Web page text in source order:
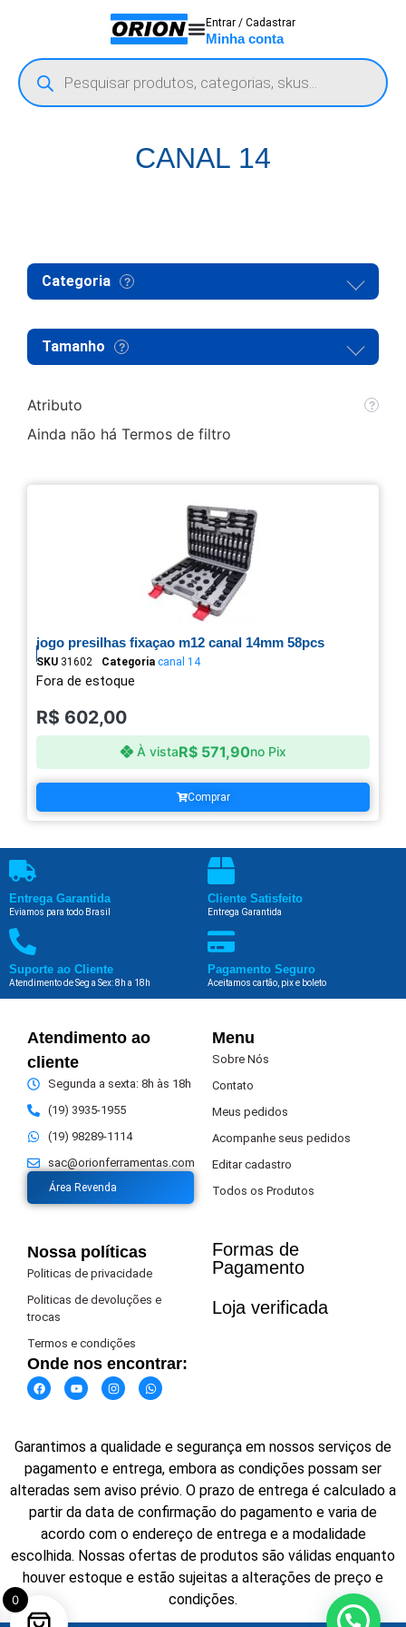
Entrar / Cadastrar
Minha conta
CANAL 14
Categoria
Tamanho
Atributo
Ainda não há Termos de filtro
jogo presilhas fixaçao m12 canal 14mm 58pcs
SKU 31602 Categoria canal 14
Fora de estoque
R$ 602,00
À vistaR$571,90no Pix
Comprar
Entrega Garantida
Eviamos para todo Brasil
Cliente Satisfeito
Entrega Garantida
Suporte ao Cliente
Atendimento de Seg a Sex: 8h a 18h
Pagamento Seguro
Aceitamos cartão, pix e boleto
Atendimento ao
cliente
Segunda a sexta: 8h às 18h
(19) 3935-1955
(19) 98289-1114
sac@orionferramentas.com
Área Revenda
Menu
Sobre Nós
Contato
Meus pedidos
Acompanhe seus pedidos
Editar cadastro
Todos os Produtos
Nossa políticas
Politicas de privacidade
Politicas de devoluções e
trocas
Termos e condições
Onde nos encontrar:
Formas de
Pagamento​
Loja verificada
Garantimos a qualidade e segurança em nossos serviços de
pagamento e entrega, embora as condições possam ser
alteradas sem aviso prévio. O prazo de entrega é calculado a
partir da data de confirmação do pagamento e varia de
acordo com o endereço de entrega e a modalidade
escolhida. Nossas ofertas de produtos são válidas enquanto
houver estoque e estão sujeitas a alterações de preço e
condições.
0